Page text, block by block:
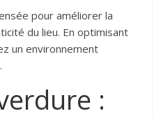
pour améliorer la
du lieu. En optimisant
un environnement
: